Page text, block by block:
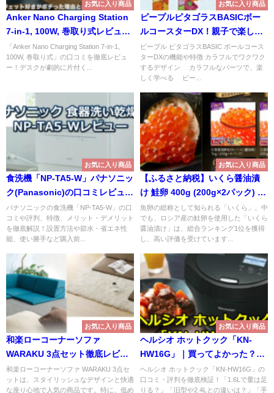
お気に入り商品
Anker Nano Charging Station
7-in-1, 100W, 巻取り式レビュ
ー！
「Anker Nano Charging Station 7-in-1,
100W, 巻取り式」の口コミを徹底レビュ
ー！デスクが劇的に片付く...
お気に入り商品
ピープルピタゴラスBASICボー
ルコースターDX！親子で楽しむ
知育玩具の魅力
ピープル ピタゴラスBASIC ボールコース
ターDXの機能や特徴 カラフルでワクワク
するデザイン カラフルなパーツで、楽
しく学べる ピー...
お気に入り商品
食洗機「NP-TA5-W」パナソニッ
ク(Panasonic)の口コミレビュ
ー！
パナソニックの食洗機「NP-TA5-W」の口
コミや評判、特徴、メリット・デメリット
を徹底解説！設置方法や節水・省エネ性
能、使い勝手など購入前...
お気に入り商品
【ふるさと納税】いくら醤油漬
け 鮭卵 400g (200g×2パック) 総
合ランキング1位 高評価 4.73
魚卵の総称として知られる「いくら」。中
でも、ロシア産の鮭卵を使用した「いくら
醤油漬け」は、総合ランキング1位を獲得
し、高い評価を受けています...
お気に入り商品
和楽ローコーナーソファ
WARAKU 3点セット徹底レビュ
ー｜購入前に知っておきたいこ
と
和楽ローコーナーソファ WARAKU 3点セ
ットは、スタイリッシュなデザインと快適
な座り心地で人気の商品です。特に、低め
お気に入り商品
ヘルシオ ホットクック「KN-
HW16G」｜買ってよかった？料
理下手が使い倒した結果
ヘルシオ ホットクック「KN-HW16G」の
口コミ・評判を徹底検証！「1.6Lで量は足
りる？」「旧型や2.4Lとの違いは？」「手